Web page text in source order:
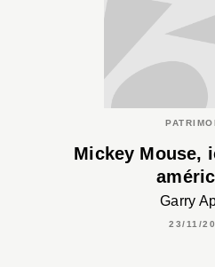
Mickey Mouse,
Garry
23/11/